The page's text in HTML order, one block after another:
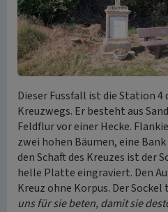
Dieser Fussfall ist die Station
Kreuzwegs. Er besteht aus
Feldflur vor einer Hecke.
zwei hohen Bäumen, eine
den Schaft des Kreuzes ist der
helle Platte eingraviert. Den
Kreuz ohne Korpus. Der
uns für sie beten, damit sie